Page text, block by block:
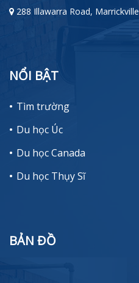
288 Illawarra Road,
NỔI BẬT
Tìm trường
Du học Úc
Du học Canada
Du học Thụy Sĩ
BẢN ĐỒ